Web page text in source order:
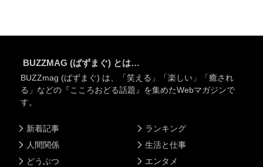
BUZZMAG (ばずまぐ) とは…
BUZZmag (ばずまぐ) は、「笑える」「楽しい」「癒され
る」などの『こころおどる話題』を集めたWebマガジンで
す。
新着記事
人間関係
どうぶつ
ランキング
生活と仕事
エンタメ